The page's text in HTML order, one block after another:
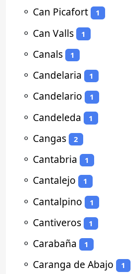
⚬ Can Picafort 1
⚬ Can Valls 1
⚬ Canals 1
⚬ Candelaria 1
⚬ Candelario 1
⚬ Candeleda 1
⚬ Cangas 2
⚬ Cantabria 1
⚬ Cantalejo 1
⚬ Cantalpino 1
⚬ Cantiveros 1
⚬ Carabaña 1
⚬ Caranga de Abajo 1